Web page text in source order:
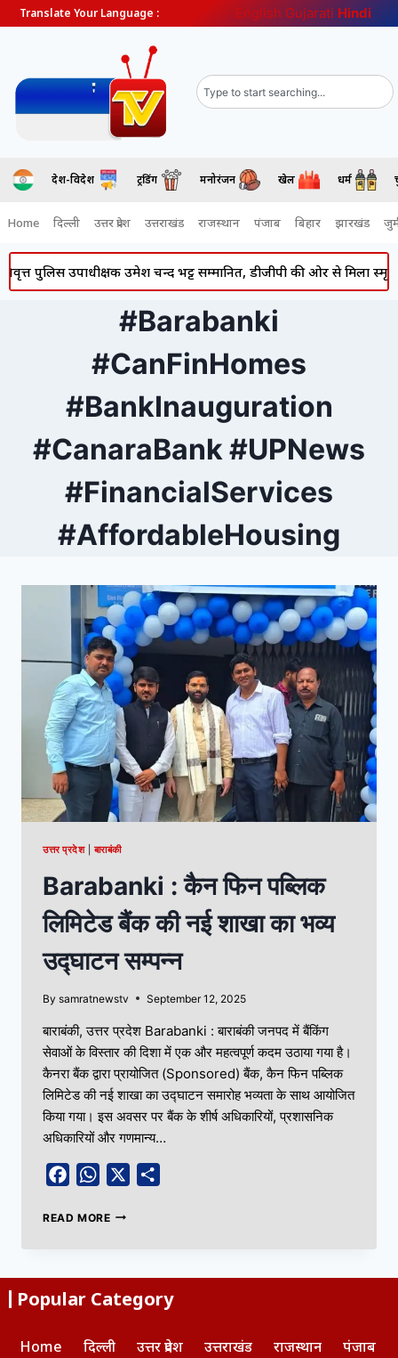
Translate Your Language : English Gujarati Hindi
देश-विदेश ट्रेंडिंग मनोरंजन खेल धर्म
Home दिल्ली उत्तर प्रदेश उत्तराखंड राजस्थान पंजाब बिहार झारखंड
पुलिस उपाधीक्षक उमेश चन्द भट्ट सम्मानित, डीजीपी की ओर से मिला स्मृति
#Barabanki
#CanFinHomes
#BankInauguration
#CanaraBank #UPNews
#FinancialServices
#AffordableHousing
उत्तर प्रदेश|बाराबंकी
Barabanki : कैन फिन पब्लिक
लिमिटेड बैंक की नई शाखा का भव्य
उद्घाटन सम्पन्न
By samratnewstv September 12, 2025
बाराबंकी, उत्तर प्रदेश Barabanki : बाराबंकी जनपद में बैंकिंग
सेवाओं के विस्तार की दिशा में एक और महत्वपूर्ण कदम उठाया गया है।
कैनरा बैंक द्वारा प्रायोजित (Sponsored) बैंक, कैन फिन पब्लिक
लिमिटेड की नई शाखा का उद्घाटन समारोह भव्यता के साथ आयोजित
किया गया। इस अवसर पर बैंक के शीर्ष अधिकारियों, प्रशासनिक
अधिकारियों और गणमान्य…
FacebookWhatsApp
READ MORE
Popular Category
Home दिल्ली उत्तर प्रदेश उत्तराखंड राजस्थान पंजाब